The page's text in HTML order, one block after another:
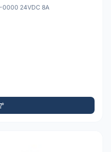
0000 24VDC 8A